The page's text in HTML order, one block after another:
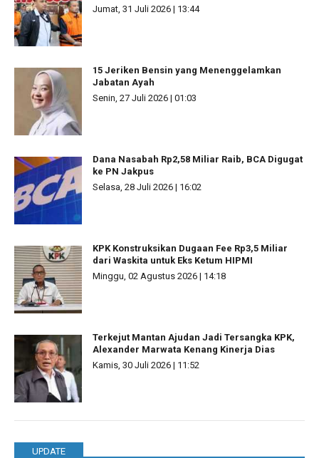
Jumat, 31 Juli 2026 | 13:44
15 Jeriken Bensin yang Menenggelamkan
Jabatan Ayah
Senin, 27 Juli 2026 | 01:03
Dana Nasabah Rp2,58 Miliar Raib, BCA Digugat
ke PN Jakpus
Selasa, 28 Juli 2026 | 16:02
KPK Konstruksikan Dugaan Fee Rp3,5 Miliar
dari Waskita untuk Eks Ketum HIPMI
Minggu, 02 Agustus 2026 | 14:18
Terkejut Mantan Ajudan Jadi Tersangka KPK,
Alexander Marwata Kenang Kinerja Dias
Kamis, 30 Juli 2026 | 11:52
UPDATE